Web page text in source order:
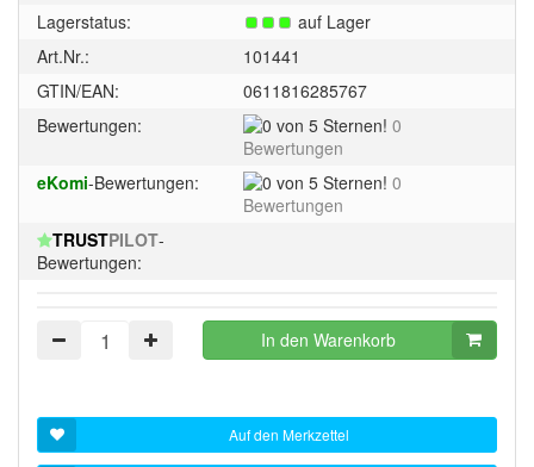
Lagerstatus:
auf Lager
Art.Nr.:
101441
GTIN/EAN:
0611816285767
Bewertungen:
0
Sternen!
0
Bewertungen
eKomi-Bewertungen:
00
Bewertungen
TRUSTPILOT-
Bewertungen:
In den Warenkorb
Auf den Merkzettel